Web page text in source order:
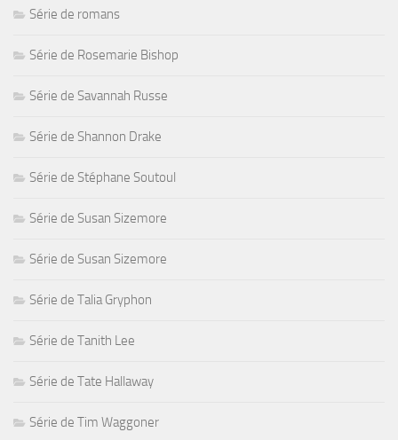
Série de romans
Série de Rosemarie Bishop
Série de Savannah Russe
Série de Shannon Drake
Série de Stéphane Soutoul
Série de Susan Sizemore
Série de Susan Sizemore
Série de Talia Gryphon
Série de Tanith Lee
Série de Tate Hallaway
Série de Tim Waggoner